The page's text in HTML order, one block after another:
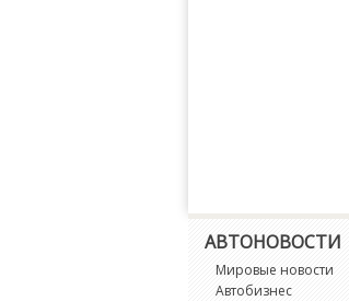
АВТОНОВОСТИ
Мировые новости
Автобизнес